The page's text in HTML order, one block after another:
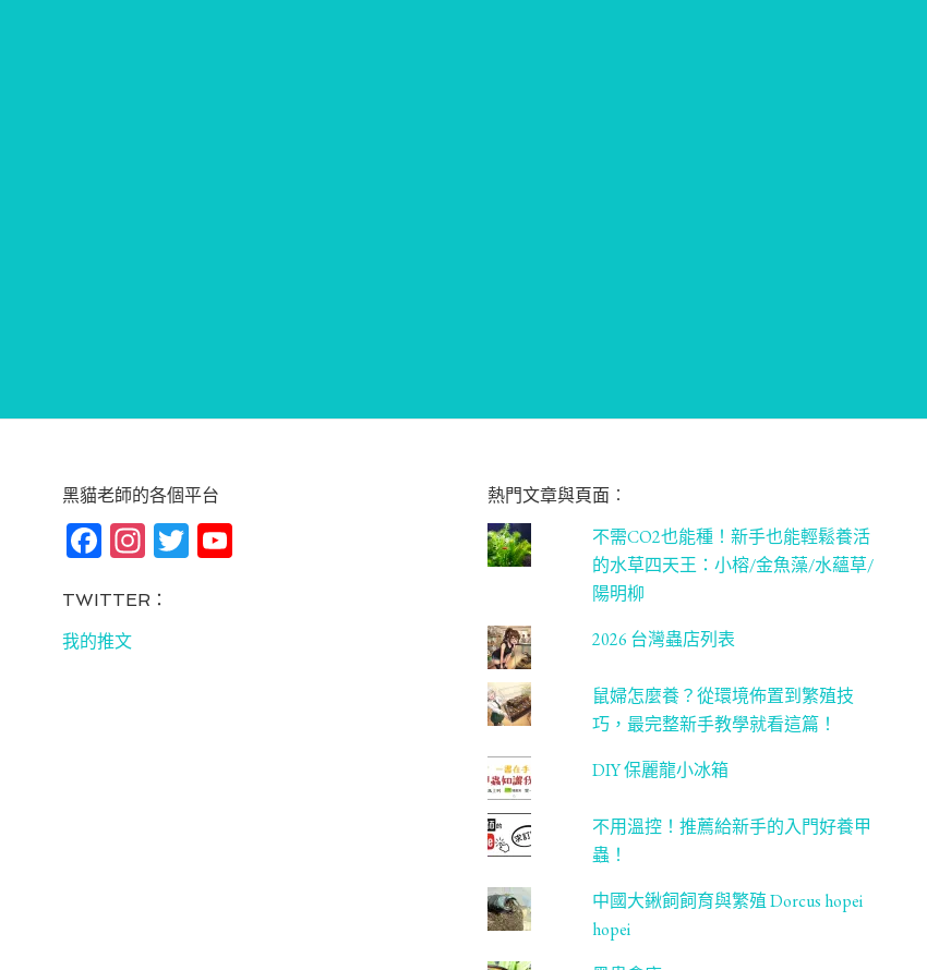
黑貓老師的各個平台
Fa
bo
ok
In
ag
T
TWITTER：
我的推文
熱門文章與頁面︰
不需CO2也能種！新手也能輕鬆養活
的水草四天王：小榕/金魚藻/水蘊草/
陽明柳
2026 台灣蟲店列表
鼠婦怎麼養？從環境佈置到繁殖技
巧，最完整新手教學就看這篇！
DIY 保麗龍小冰箱
不用溫控！推薦給新手的入門好養甲
蟲！
中國大鍬飼飼育與繁殖 Dorcus hopei
hopei